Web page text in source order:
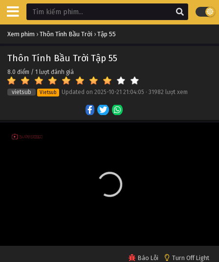
Xem phim › Thôn Tính Bầu Trời › Tập 55
Thôn Tính Bầu Trời Tập 55
8.0 điểm / 1 lượt đánh giá
vietsub Vietsub Updated on 2025-10-21 21:04:05 · 31982 lượt xem
Báo Lỗi Turn Off Light
Thôn Tính Bầu Trời Tập 65
Tập 65
Thôn Tính Bầu Trời Tập 64
Tập 64
Thôn Tính Bầu Trời Tập 61
Thôn Tính Bầu Trời Tập 59